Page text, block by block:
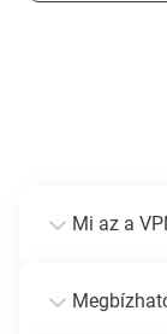
Mi az a